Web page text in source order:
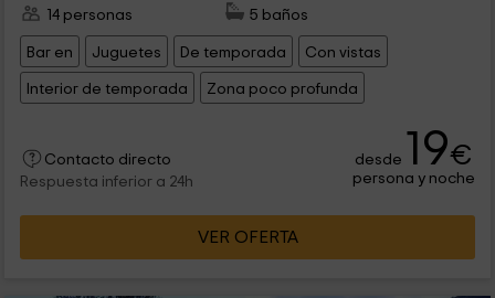
14 personas
5 baños
Bar en Juguetes De temporada Con vistas
Interior de temporada Zona poco profunda
Contacto directo
Respuesta inferior a 24h
desde 19€
persona y noche
VER OFERTA